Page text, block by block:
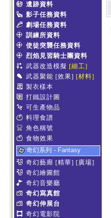
遺跡資料
影子任務資料
劇場任務資料
訓練所資料
使徒突襲任務資料
烈焰見習騎士團資料
武器改造模擬 [細工]
武器聚能 [效果] [材料]
製衣樣本
打鐵設計圖
可生產物品
料理食譜
角色稱號
食物效果
奇幻系列 - Fantasy
奇幻藝廊 [精華] [廣場]
奇幻繪圖館
奇幻音樂廳
奇幻寫真館
奇幻伸展台
奇幻電影院